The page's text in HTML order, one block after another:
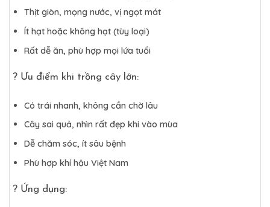
Thịt giòn, mọng nước, vị ngọt mát
Ít hạt hoặc không hạt (tùy loại)
Rất dễ ăn, phù hợp mọi lứa tuổi
? Ưu điểm khi trồng cây lớn:
Có trái nhanh, không cần chờ lâu
Cây sai quả, nhìn rất đẹp khi vào mùa
Dễ chăm sóc, ít sâu bệnh
Phù hợp khí hậu Việt Nam
? Ứng dụng: